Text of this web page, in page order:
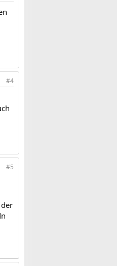
#4
#5